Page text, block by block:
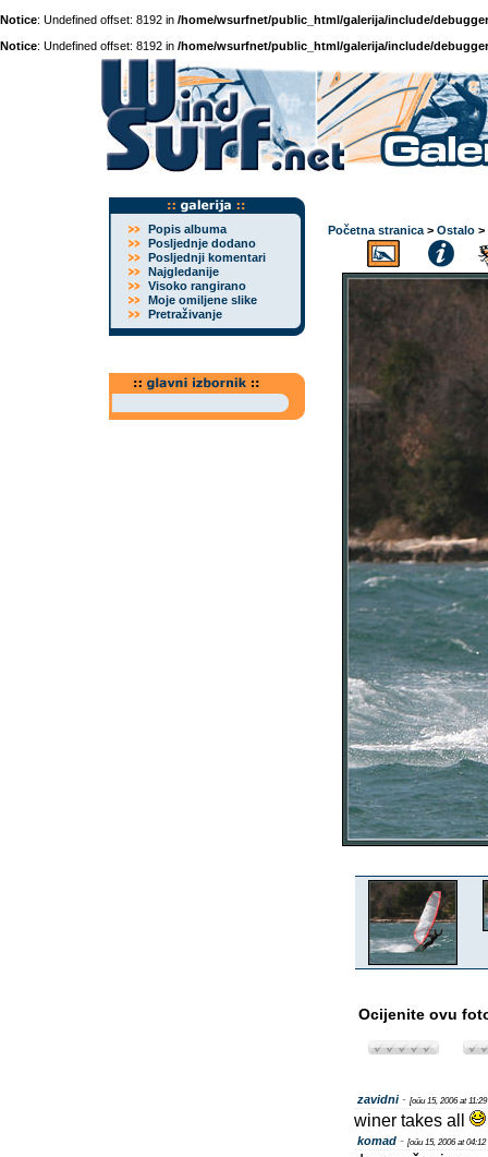
Notice: Undefined offset: 8192 in /home/wsurfnet/public_html/galerija/include/
Notice: Undefined offset: 8192 in /home/wsurfnet/public_html/galerija/include/
Popis albuma
Posljednje dodano
Posljednji komentari
Najgledanije
Visoko rangirano
Moje omiljene slike
Pretraživanje
Početna stranica > Ostalo >
Ocijenite ovu
zavidni- [oűu 15, 2006 at
winer takes all
komad - [oűu 15, 2006 at